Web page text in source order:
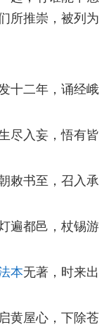
所推崇，被列为
十二年，诵经峨
尽入妄，悟有皆
敕书至，召入承
遍都邑，杖锡游
本无著，时来出
黄屋心，下除苍